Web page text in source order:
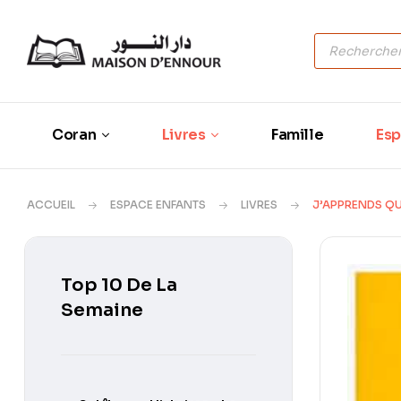
Coran Livres Famille
ACCUEIL ESPACE ENFANTS LIVRES J’APPRENDS
Top 10 De La
Semaine